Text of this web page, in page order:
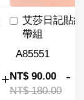
+
艾莎日記貼
帶組
NT$ 90.00
NT$ 180.00
-